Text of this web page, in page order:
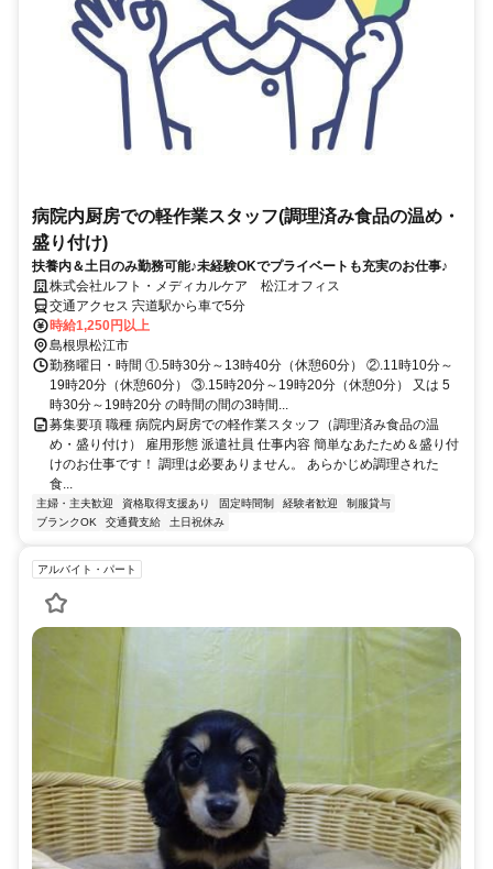
病院内厨房での軽作業スタッフ(調理済み食品の温め・
盛り付け)
扶養内＆土日のみ勤務可能♪未経験OKでプライベートも充実のお仕事♪
株式会社ルフト・メディカルケア 松江オフィス
交通アクセス 宍道駅から車で5分
時給1,250円以上
島根県松江市
勤務曜日・時間 ①.5時30分～13時40分（休憩60分） ②.11時10分～
19時20分（休憩60分） ③.15時20分～19時20分（休憩0分） 又は 5
時30分～19時20分 の時間の間の3時間...
募集要項 職種 病院内厨房での軽作業スタッフ（調理済み食品の温
め・盛り付け） 雇用形態 派遣社員 仕事内容 簡単なあたため＆盛り付
けのお仕事です！ 調理は必要ありません。 あらかじめ調理された
食...
主婦・主夫歓迎 資格取得支援あり 固定時間制 経験者歓迎
制服貸与
ブランクOK
交通費支給 土日祝休み
アルバイト・パート